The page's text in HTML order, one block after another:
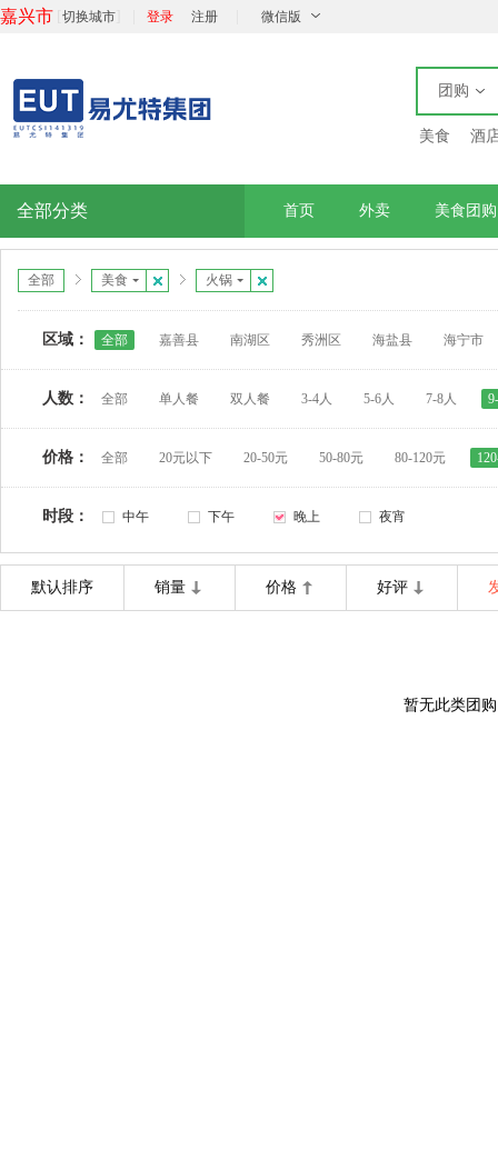
嘉兴市 切换城市 登录 注册 微信版
团购
美食 酒
全部分类 首页 外卖 美食团购
全部 美食 火锅
区域： 全部 嘉善县 南湖区 秀洲区 海盐县 海宁市
人数： 全部 单人餐 双人餐 3-4人 5-6人 7-8人
价格： 全部 20元以下 20-50元 50-80元 80-120元
时段： 中午 下午 晚上 夜宵
默认排序 销量 价格 好评
暂无此类团